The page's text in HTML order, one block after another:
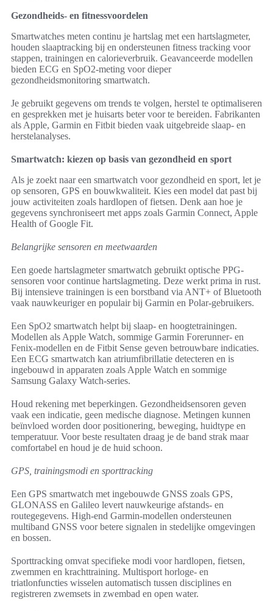
Gezondheids- en fitnessvoordelen
Smartwatches meten continu je hartslag met een hartslagmeter,
houden slaaptracking bij en ondersteunen fitness tracking voor
stappen, trainingen en calorieverbruik. Geavanceerde modellen
bieden ECG en SpO2-meting voor dieper
gezondheidsmonitoring smartwatch.
Je gebruikt gegevens om trends te volgen, herstel te optimaliseren
en gesprekken met je huisarts beter voor te bereiden. Fabrikanten
als Apple, Garmin en Fitbit bieden vaak uitgebreide slaap- en
herstelanalyses.
Smartwatch: kiezen op basis van gezondheid en sport
Als je zoekt naar een smartwatch voor gezondheid en sport, let je
op sensoren, GPS en bouwkwaliteit. Kies een model dat past bij
jouw activiteiten zoals hardlopen of fietsen. Denk aan hoe je
gegevens synchroniseert met apps zoals Garmin Connect, Apple
Health of Google Fit.
Belangrijke sensoren en meetwaarden
Een goede hartslagmeter smartwatch gebruikt optische PPG-
sensoren voor continue hartslagmeting. Deze werkt prima in rust.
Bij intensieve trainingen is een borstband via ANT+ of Bluetooth
vaak nauwkeuriger en populair bij Garmin en Polar-gebruikers.
Een SpO2 smartwatch helpt bij slaap- en hoogtetrainingen.
Modellen als Apple Watch, sommige Garmin Forerunner- en
Fenix-modellen en de Fitbit Sense geven betrouwbare indicaties.
Een ECG smartwatch kan atriumfibrillatie detecteren en is
ingebouwd in apparaten zoals Apple Watch en sommige
Samsung Galaxy Watch-series.
Houd rekening met beperkingen. Gezondheidsensoren geven
vaak een indicatie, geen medische diagnose. Metingen kunnen
beïnvloed worden door positionering, beweging, huidtype en
temperatuur. Voor beste resultaten draag je de band strak maar
comfortabel en houd je de huid schoon.
GPS, trainingsmodi en sporttracking
Een GPS smartwatch met ingebouwde GNSS zoals GPS,
GLONASS en Galileo levert nauwkeurige afstands- en
routegegevens. High-end Garmin-modellen ondersteunen
multiband GNSS voor betere signalen in stedelijke omgevingen
en bossen.
Sporttracking omvat specifieke modi voor hardlopen, fietsen,
zwemmen en krachttraining. Multisport horloge- en
triatlonfuncties wisselen automatisch tussen disciplines en
registreren zwemsets in zwembad en open water.